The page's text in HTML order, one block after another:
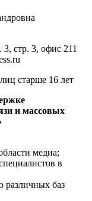
стр. 3, офис 211
старше 16 лет
и массовых
медиа;
в
различных баз